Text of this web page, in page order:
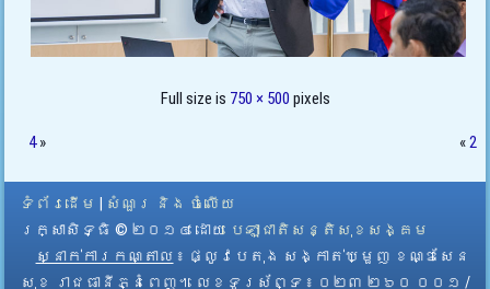
Full size is 750 × 500 pixels
4» «2
ទំព័រដើម
សំណួរ និង ចំលើយ
រក្សាសិទ្ធិ © ២០១៤ ដោយ​ បេឡាជាតិសន្តិសុខសង្គម
ស្នាក់ការកណ្តាល ៖ ផ្លូវបេតុង សង្កាត់ឃ្មួញ ខណ្ឌសែន
សុខ រាជធានីភ្នំពេញ។ លេខទូរស័ព្ទ ៖ ០២៣ ២៦០ ០០១ /